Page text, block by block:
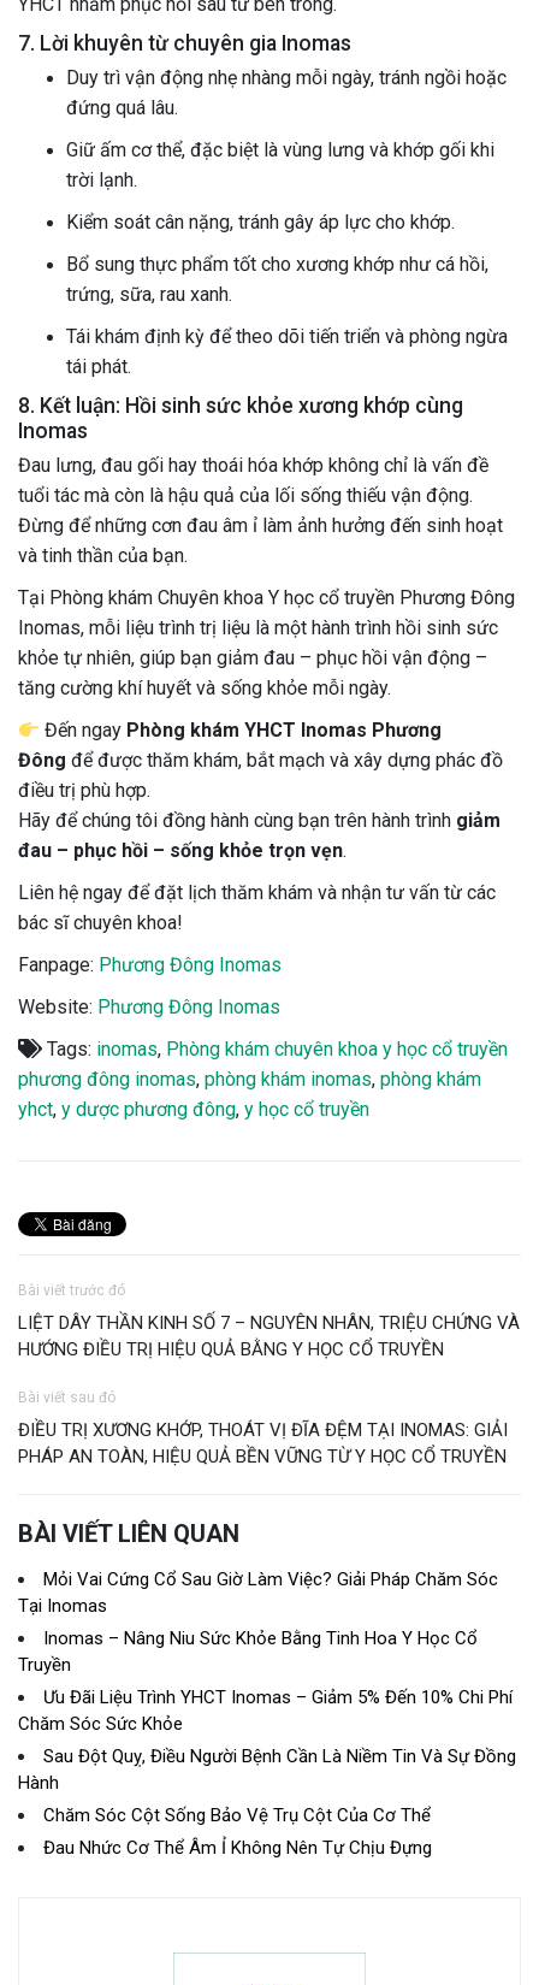
7. Lời khuyên từ chuyên gia Inomas
Duy trì vận động nhẹ nhàng mỗi ngày, tránh ngồi hoặc
đứng quá lâu.
Giữ ấm cơ thể, đặc biệt là vùng lưng và khớp gối khi
trời lạnh.
Kiểm soát cân nặng, tránh gây áp lực cho khớp.
Bổ sung thực phẩm tốt cho xương khớp như cá hồi,
trứng, sữa, rau xanh.
Tái khám định kỳ để theo dõi tiến triển và phòng ngừa
tái phát.
8. Kết luận: Hồi sinh sức khỏe xương khớp cùng
Inomas
Đau lưng, đau gối hay thoái hóa khớp không chỉ là vấn đề
tuổi tác mà còn là hậu quả của lối sống thiếu vận động.
Đừng để những cơn đau âm ỉ làm ảnh hưởng đến sinh hoạt
và tinh thần của bạn.
Tại Phòng khám Chuyên khoa Y học cổ truyền Phương Đông
Inomas, mỗi liệu trình trị liệu là một hành trình hồi sinh sức
khỏe tự nhiên, giúp bạn giảm đau – phục hồi vận động –
tăng cường khí huyết và sống khỏe mỗi ngày.
Đến ngay Phòng khám YHCT Inomas Phương
Đông để được thăm khám, bắt mạch và xây dựng phác đồ
điều trị phù hợp.
Hãy để chúng tôi đồng hành cùng bạn trên hành trình giảm
đau – phục hồi – sống khỏe trọn vẹn.
Liên hệ ngay để đặt lịch thăm khám và nhận tư vấn từ các
bác sĩ chuyên khoa!
Fanpage: Phương Đông Inomas
Website: Phương Đông Inomas
Tags: inomas, Phòng khám chuyên khoa y học cổ truyền
phương đông inomas, phòng khám inomas, phòng khám
yhct, y dược phương đông, y học cổ truyền
Bài viết trước đó
LIỆT DÂY THẦN KINH SỐ 7 – NGUYÊN NHÂN, TRIỆU CHỨNG VÀ
HƯỚNG ĐIỀU TRỊ HIỆU QUẢ BẰNG Y HỌC CỔ TRUYỀN
Bài viết sau đó
ĐIỀU TRỊ XƯƠNG KHỚP, THOÁT VỊ ĐĨA ĐỆM TẠI INOMAS: GIẢI
PHÁP AN TOÀN, HIỆU QUẢ BỀN VỮNG TỪ Y HỌC CỔ TRUYỀN
BÀI VIẾT LIÊN QUAN
Mỏi Vai Cứng Cổ Sau Giờ Làm Việc? Giải Pháp Chăm Sóc
Tại Inomas
Inomas – Nâng Niu Sức Khỏe Bằng Tinh Hoa Y Học Cổ
Truyền
Ưu Đãi Liệu Trình YHCT Inomas – Giảm 5% Đến 10% Chi Phí
Chăm Sóc Sức Khỏe
Sau Đột Quỵ, Điều Người Bệnh Cần Là Niềm Tin Và Sự Đồng
Hành
Chăm Sóc Cột Sống Bảo Vệ Trụ Cột Của Cơ Thể
Đau Nhức Cơ Thể Âm Ỉ Không Nên Tự Chịu Đựng